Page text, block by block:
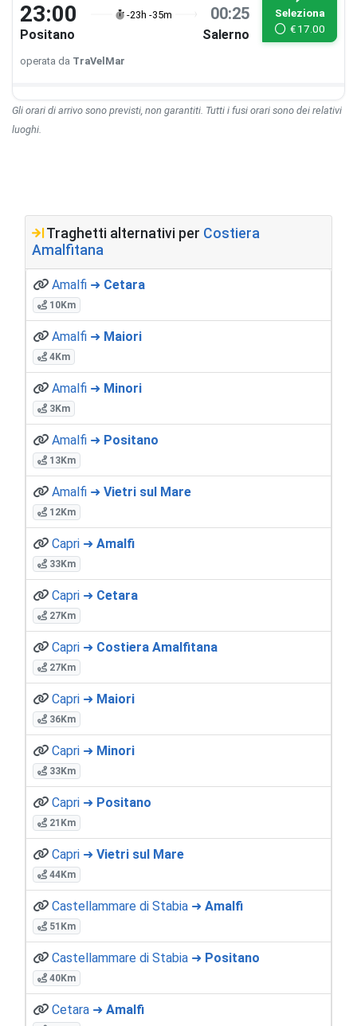
23:00 -23h -35m 00:25
Positano Salerno
Seleziona
€17.00
operata da TraVelMar
Gli orari di arrivo sono previsti, non garantiti. Tutti i fusi orari sono dei relativi
luoghi.
Traghetti alternativi per Costiera
Amalfitana
Amalfi ➜ Cetara
10Km
Amalfi ➜ Maiori
4Km
Amalfi ➜ Minori
3Km
Amalfi ➜ Positano
13Km
Amalfi ➜ Vietri sul Mare
12Km
Capri ➜ Amalfi
33Km
Capri ➜ Cetara
27Km
Capri ➜ Costiera Amalfitana
27Km
Capri ➜ Maiori
36Km
Capri ➜ Minori
33Km
Capri ➜ Positano
21Km
Capri ➜ Vietri sul Mare
44Km
Castellammare di Stabia ➜ Amalfi
51Km
Castellammare di Stabia ➜ Positano
40Km
Cetara ➜ Amalfi